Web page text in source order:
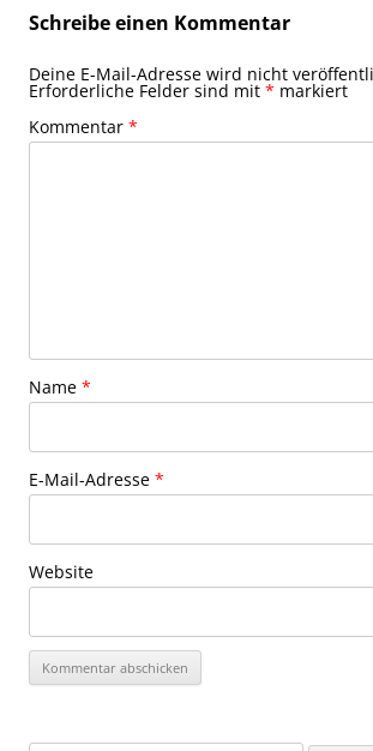
Schreibe einen Kommentar
Deine E-Mail-Adresse wird nicht
Erforderliche Felder sind mit * markiert
Kommentar *
Name *
E-Mail-Adresse *
Website